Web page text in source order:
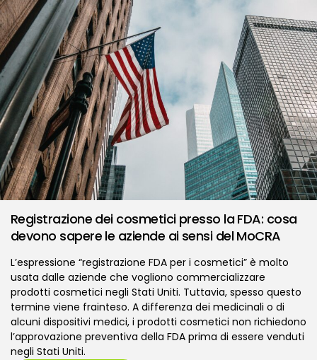
Registrazione dei cosmetici presso la FDA: cosa
devono sapere le aziende ai sensi del MoCRA
L’espressione “registrazione FDA per i cosmetici” è molto
usata dalle aziende che vogliono commercializzare
prodotti cosmetici negli Stati Uniti. Tuttavia, spesso questo
termine viene frainteso. A differenza dei medicinali o di
alcuni dispositivi medici, i prodotti cosmetici non richiedono
l’approvazione preventiva della FDA prima di essere venduti
negli Stati Uniti.